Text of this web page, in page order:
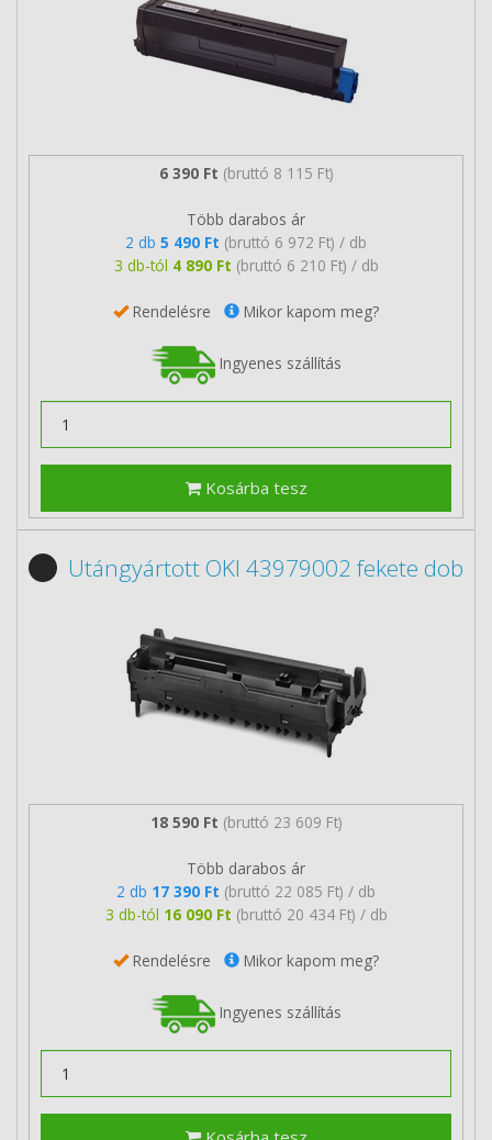
6 390 Ft (bruttó 8 115 Ft)
Több darabos ár
2 db 5 490 Ft (bruttó 6 972 Ft) / db
3 db-tól 4 890 Ft (bruttó 6 210 Ft) / db
Rendelésre Mikor kapom meg?
Ingyenes szállítás
Kosárba tesz
Utángyártott OKI 43979002 fekete dob
18 590 Ft (bruttó 23 609 Ft)
Több darabos ár
2 db 17 390 Ft (bruttó 22 085 Ft) / db
3 db-tól 16 090 Ft (bruttó 20 434 Ft) / db
Rendelésre Mikor kapom meg?
Ingyenes szállítás